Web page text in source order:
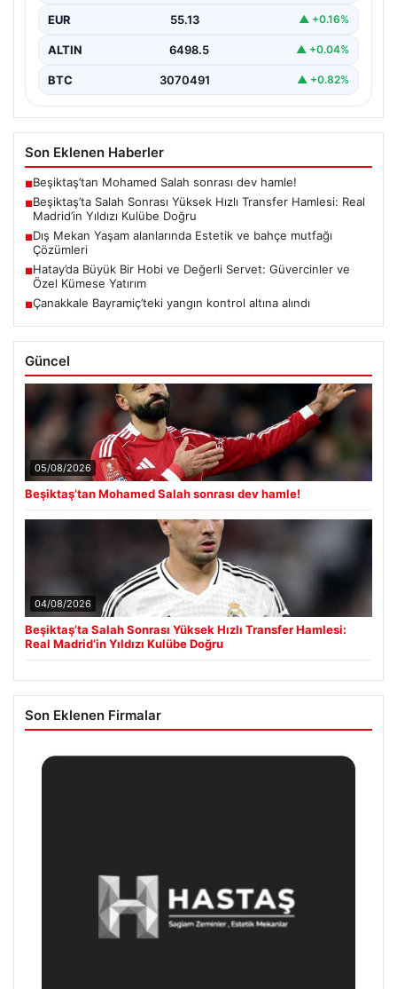
transferinden olumsuz…
EUR 55.13 ▲ +0.16%
ALTIN 6498.5 ▲ +0.04%
BTC 3070491 ▲ +0.82%
Son Eklenen Haberler
■Beşiktaş’tan Mohamed Salah sonrası dev hamle!
■Beşiktaş’ta Salah Sonrası Yüksek Hızlı Transfer Hamlesi: Real
Madrid’in Yıldızı Kulübe Doğru
■Dış Mekan Yaşam alanlarında Estetik ve bahçe mutfağı
Çözümleri
■Hatay’da Büyük Bir Hobi ve Değerli Servet: Güvercinler ve
Özel Kümese Yatırım
■Çanakkale Bayramiç’teki yangın kontrol altına alındı
Güncel
05/08/2026
Beşiktaş’tan Mohamed Salah sonrası dev hamle!
04/08/2026
Beşiktaş’ta Salah Sonrası Yüksek Hızlı Transfer Hamlesi:
Real Madrid’in Yıldızı Kulübe Doğru
Son Eklenen Firmalar